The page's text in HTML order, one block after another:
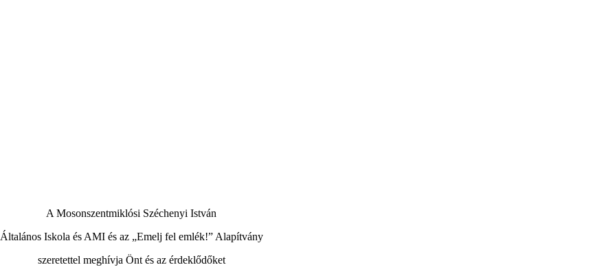
A Mosonszentmiklósi Széchenyi István
Általános Iskola és AMI és az „Emelj fel emlék!” Alapítvány
szeretettel meghívja Önt és az érdeklődőket